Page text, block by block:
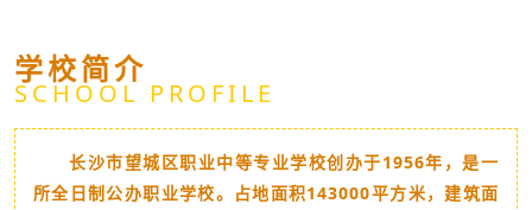
学校简介
SCHOOL PROFILE
长沙市望城区职业中等专业学校创办于1956年，是一
所全日制公办职业学校。占地面积143000平方米，建筑面